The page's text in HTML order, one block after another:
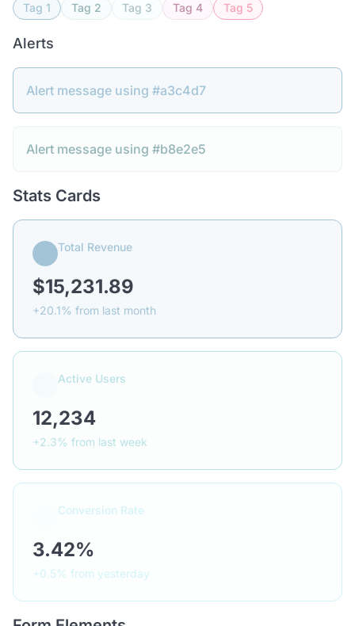
Tag 1 Tag 2 Tag 3 Tag 4 Tag 5
Alerts
Alert message using #a3c4d7
Alert message using #b8e2e5
Stats Cards
Total Revenue
$15,231.89
+20.1% from last month
Active Users
12,234
+2.3% from last week
Conversion Rate
3.42%
+0.5% from yesterday